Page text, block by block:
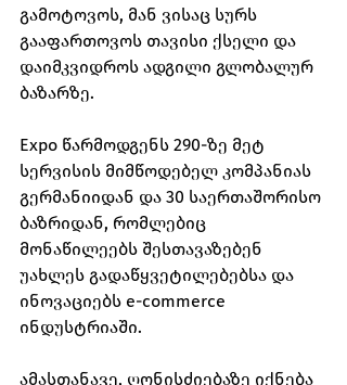
გამოტოვოს, მან ვისაც სურს
გააფართოვოს თავისი ქსელი და
დაიმკვიდროს ადგილი გლობალურ
ბაზარზე.
Expo წარმოდგენს 290-ზე მეტ
სერვისის მიმწოდებელ კომპანიას
გერმანიიდან და 30 საერთაშორისო
ბაზრიდან, რომლებიც
მონაწილეებს შესთავაზებენ
უახლეს გადაწყვეტილებებსა და
ინოვაციებს e-commerce
ინდუსტრიაში.
ამასთანავე, ღონისძიებაზე იქნება